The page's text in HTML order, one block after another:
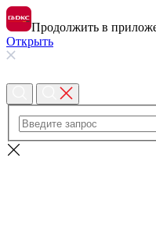
Продолжить в
Открыть